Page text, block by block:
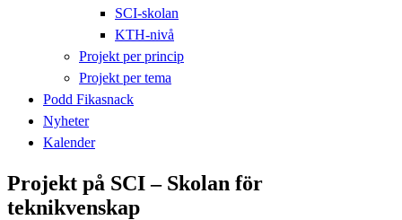
SCI-skolan
KTH-nivå
Projekt per princip
Projekt per tema
Podd Fikasnack
Nyheter
Kalender
Projekt på SCI – Skolan för
teknikvenskap